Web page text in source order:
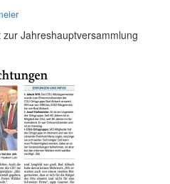
Jahreshauptversammlung